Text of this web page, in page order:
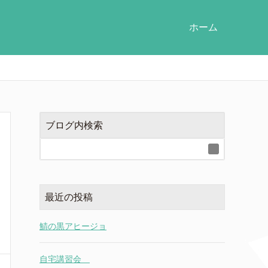
ホーム
ブログ内検索
最近の投稿
鯖の黒アヒージョ
自宅講習会